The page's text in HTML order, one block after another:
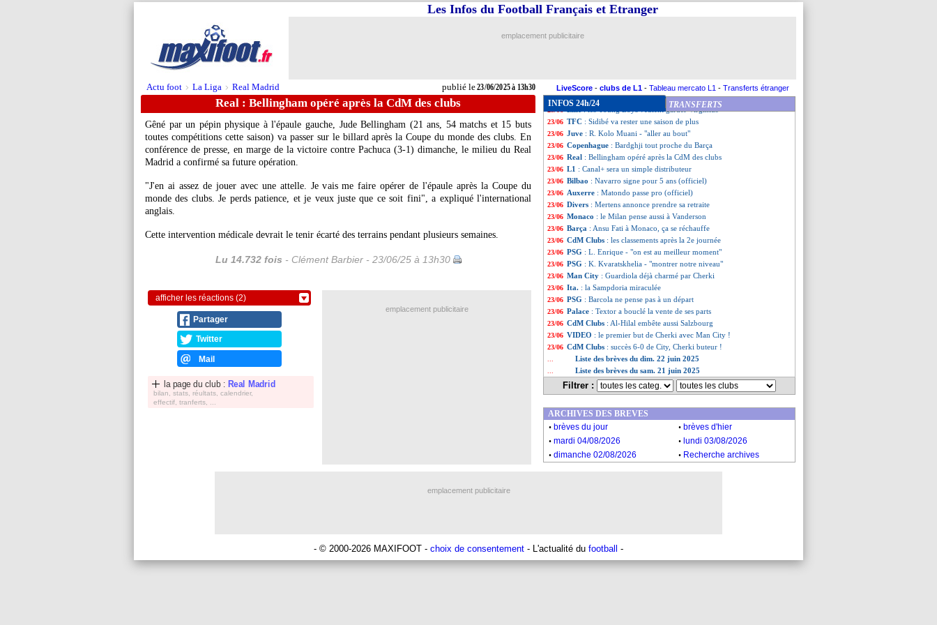
Actu foot > La Liga > Real Madrid publié le23/06/2025 à 13h30
Les Infos du Football Français et Etranger
emplacement publicitaire
LiveScore - clubs de L1 - Tableau mercato L1 - Transferts étranger
Real : Bellingham opéré après la CdM des clubs
Gêné par un pépin physique à l'épaule gauche, JudeBellingham (21 ans, 54 matchs et 15 buts
toutes compétitions cette saison) va passer sur le billard après la Coupe du monde des clubs. En
conférence de presse, en marge de la victoire contre Pachuca (3-1) dimanche, le milieu du Real
Madrid a confirmé sa future opération.
"J'en ai assez de jouer avec une attelle. Je vais me faire opérer de l'épaule après la Coupe du
monde des clubs. Je perds patience, et je veux juste que ce soit fini", a expliqué l'international
anglais.
Cette intervention médicale devrait le tenir écarté des terrains pendant plusieurs semaines.
Lu 14.732 fois - Clément Barbier - 23/06/25 à 13h30
afficher les réactions (2)
Partager
Twitter
Mail
la page du club : Real Madrid
bilan, stats, réultats, calendrier,
effectif, tranferts, ...
INFOS 24h/24 TRANSFERTS
23/06 Brest: Pogba à Monaco, Roy valide à 100%
23/06 Chelsea : Man Utd s'est renseigné pour Nkunku
23/06 Lyon
23/06 Real: Courtois tance Asencio
23/06 Liverpool: Nuñez donne son feu vert à Naples
: les Young Boys veulent garder Virginius
23/06 TFC : Sidibé va rester une saison de plus
23/06 Juve : R. Kolo Muani - "aller au bout"
23/06 Copenhague : Bardghji tout proche du Barça
23/06 Real : Bellingham opéré après la CdM des clubs
23/06 L1 : Canal+ sera un simple distributeur
23/06 Bilbao : Navarro signe pour 5 ans (officiel)
23/06 Auxerre : Matondo passe pro (officiel)
23/06 Divers : Mertens annonce prendre sa retraite
23/06 Monaco : le Milan pense aussi à Vanderson
23/06 Barça : Ansu Fati à Monaco, ça se réchauffe
23/06 CdM Clubs : les classements après la 2e journée
23/06 PSG : L. Enrique - "on est au meilleur moment"
23/06 PSG : K. Kvaratskhelia - "montrer notre niveau"
23/06 Man City : Guardiola déjà charmé par Cherki
23/06 Ita. : la Sampdoria miraculée
23/06 PSG : Barcola ne pense pas à un départ
23/06 Palace : Textor a bouclé la vente de ses parts
23/06 CdM Clubs : Al-Hilal embête aussi Salzbourg
23/06 VIDEO : le premier but de Cherki avec Man City !
23/06 CdM Clubs : succès 6-0 de City, Cherki buteur !
Liste des brèves du dim. 22 juin 2025
Liste des brèves du sam. 21 juin 2025
Filtrer :
emplacement publicitaire
ARCHIVES DES BREVES
. brèves du jour . brèves d'hier
. mardi 04/08/2026 . lundi 03/08/2026
. dimanche 02/08/2026 . Recherche archives
emplacement publicitaire
- © 2000-2026 MAXIFOOT - choix de consentement - L'actualité du football -